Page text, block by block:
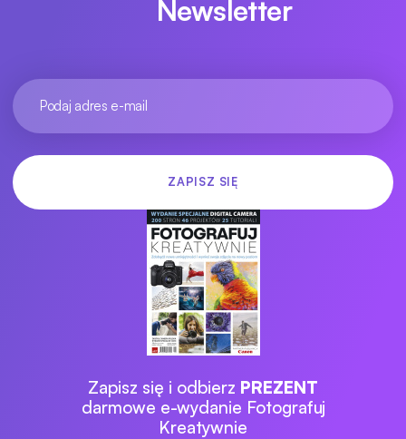
Newsletter
Zapisz się i odbierz PREZENT
darmowe e-wydanie Fotografuj
Kreatywnie